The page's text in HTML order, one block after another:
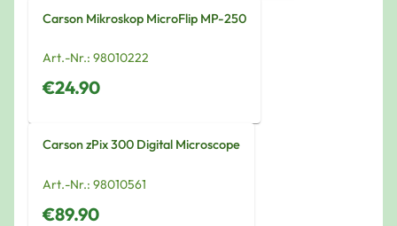
Carson Mikroskop MicroFlip MP-250
Art.-Nr.: 98010222
€24.90
Carson zPix 300 Digital Microscope
Art.-Nr.: 98010561
€89.90